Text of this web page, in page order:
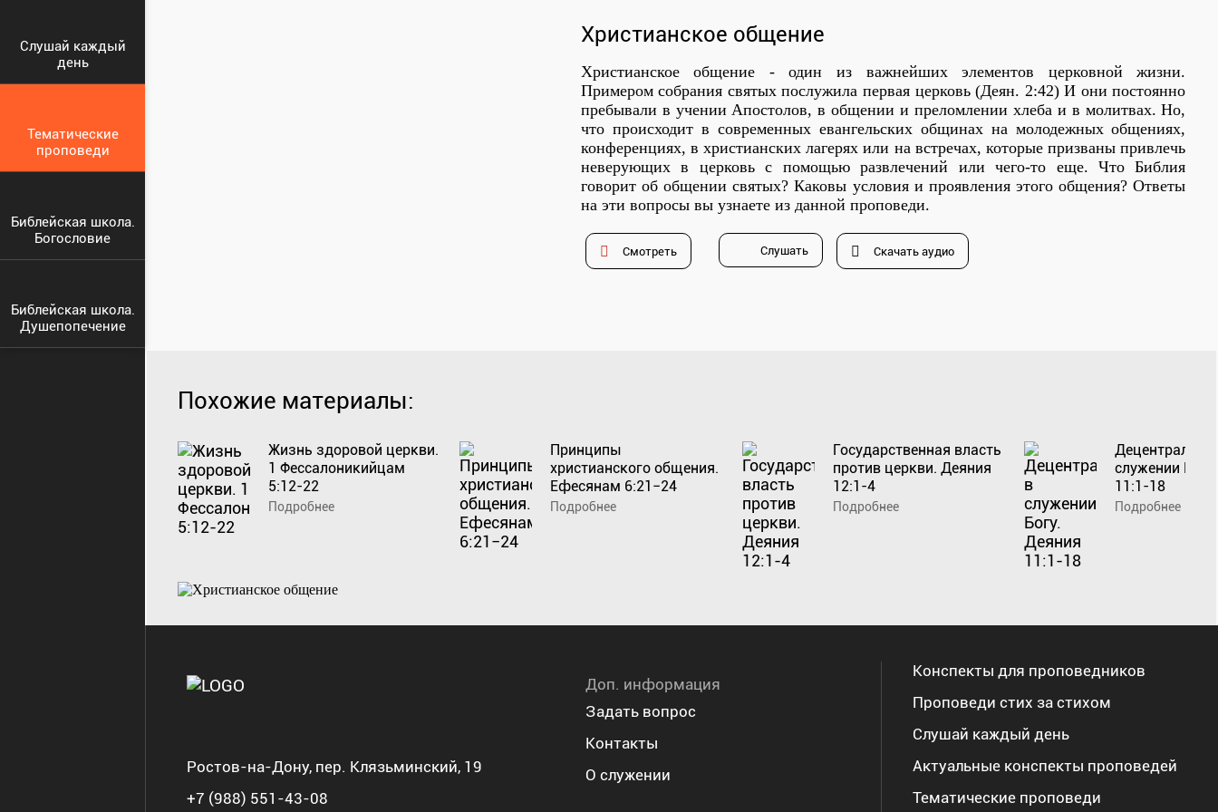
Слушай каждый
день
Тематические
проповеди
Библейская школа.
Богословие
Библейская школа.
Душепопечение
Христианское общение
Христианское общение - один из важнейших элементов церковной жизни.
Примером собрания святых послужила первая церковь (Деян. 2:42) И они постоянно
пребывали в учении Апостолов, в общении и преломлении хлеба и в молитвах. Но,
что происходит в современных евангельских общинах на молодежных общениях,
конференциях, в христианских лагерях или на встречах, которые призваны привлечь
неверующих в церковь с помощью развлечений или чего-то еще. Что Библия
говорит об общении святых? Каковы условия и проявления этого общения? Ответы
на эти вопросы вы узнаете из данной проповеди.
Смотреть Слушать Скачать аудио
Похожие материалы:
Жизнь здоровой церкви.
1 Фессалоникийцам
5:12-22
Подробнее
Принципы
христианского общения.
Ефесянам 6:21−24
Подробнее
Государственная власть
против церкви. Деяния
12:1-4
Подробнее
служении
11:1-18
Подробнее
Ростов-на-Дону, пер. Клязьминский, 19
+7 (988) 551-43-08
Доп. информация
Задать вопрос
Контакты
О служении
Конспекты для проповедников
Проповеди стих за стихом
Слушай каждый день
Актуальные конспекты проповедей
Тематические проповеди